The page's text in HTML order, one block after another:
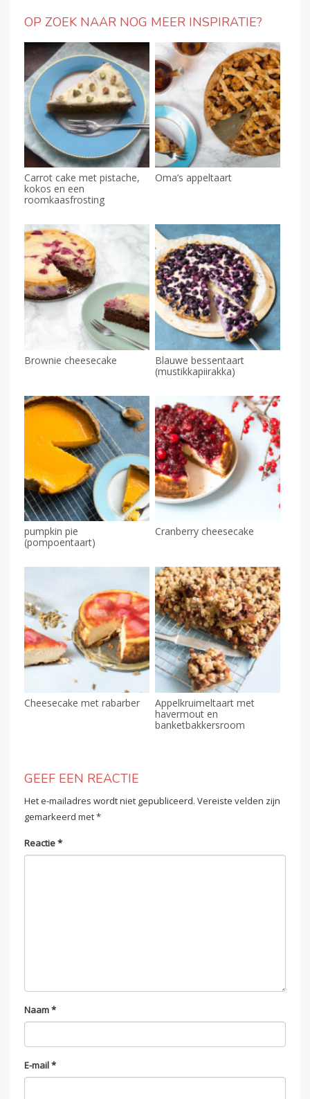
OP ZOEK NAAR NOG MEER INSPIRATIE?
Carrot cake met pistache,
kokos en een
roomkaasfrosting
Oma’s appeltaart
Brownie cheesecake
Blauwe bessentaart
(mustikkapiirakka)
pumpkin pie
(pompoentaart)
Cranberry cheesecake
Cheesecake met rabarber
Appelkruimeltaart met
havermout en
banketbakkersroom
GEEF EEN REACTIE
Het e-mailadres wordt niet gepubliceerd. Vereiste velden zijn
gemarkeerd met*
Reactie*
Naam*
E-mail*